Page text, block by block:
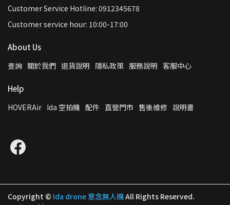
Customer Service Hotline: 0912345678
Customer service hour: 10:00-17:00
About Us
查詢 關於我們 退貨說明 隱私政策 服務說明 客服中心
Help
HOVERAir Ida 空拍機 配件 直營門市 售後維修 說明書
Copyright © Ida drone 意念無人機All Rights Reserved.